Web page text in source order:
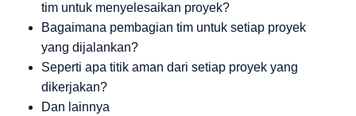
tim untuk menyelesaikan proyek?
Bagaimana pembagian tim untuk setiap proyek
yang dijalankan?
Seperti apa titik aman dari setiap proyek yang
dikerjakan?
Dan lainnya